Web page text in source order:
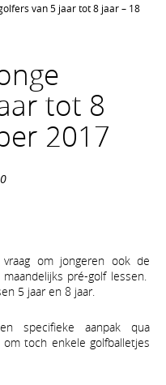
van 5 jaar tot 8 jaar – 18
tot 8
2017
om jongeren ook de
pré-golf lessen.
5 jaar en 8 jaar.
specifieke aanpak qua
toch enkele golfballetjes